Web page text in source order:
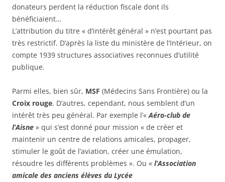
donateurs perdent la réduction fiscale dont ils
bénéficiaient…
L’attribution du titre « d’intérêt général » n’est pourtant pas
très restrictif. D’après la liste du ministère de l’Intérieur, on
compte 1939 structures associatives reconnues d’utilité
publique.
Parmi elles, bien sûr, MSF (Médecins Sans Frontière) ou la
Croix rouge. D’autres, cependant, nous semblent d’un
intérêt très peu général. Par exemple l’«Aéro-club de
l’Aisne » qui s’est donné pour mission « de créer et
maintenir un centre de relations amicales, propager,
stimuler le goût de l’aviation, créer une émulation,
résoudre les différents problèmes ». Ou « l’Association
amicale des anciens élèves du Lycée